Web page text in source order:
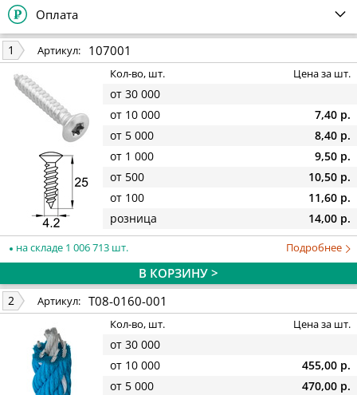
Оплата
1 Артикул: 107001
Кол-во, шт. Цена за шт.
от 30 000
от 10 000
7,40 р.
от 5 000
8,40 р.
от 1 000
9,50 р.
от 500
10,50 р.
от 100
11,60 р.
розница
14,00 р.
на складе 1 006 713 шт. Подробнее
В КОРЗИНУ >
2 Артикул: T08-0160-001
Кол-во, шт. Цена за шт.
от 30 000
от 10 000
455,00 р.
от 5 000
470,00 р.